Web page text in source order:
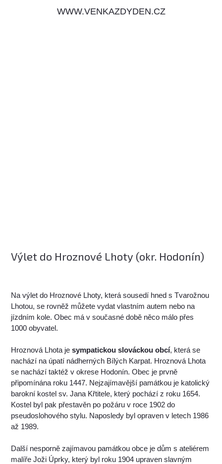
WWW.VENKAZDYDEN.CZ
Výlet do Hroznové Lhoty (okr. Hodonín)
Na výlet do Hroznové Lhoty, která sousedí hned s Tvarožnou
Lhotou, se rovněž můžete vydat vlastním autem nebo na
jízdním kole. Obec má v současné době něco málo přes
1000 obyvatel.
Hroznová Lhota jesympatickou slováckou obcí, která se
nachází na úpatí nádherných Bílých Karpat. Hroznová Lhota
se nachází taktéž v okrese Hodonín. Obec je prvně
připomínána roku 1447. Nejzajímavější památkou je katolický
barokní kostel sv. Jana Křtitele, který pochází z roku 1654.
Kostel byl pak přestavěn po požáru v roce 1902 do
pseudoslohového stylu. Naposledy byl opraven v letech 1986
až 1989.
Další nesporně zajímavou památkou obce je dům s ateliérem
malíře Joži Úprky, který byl roku 1904 upraven slavným